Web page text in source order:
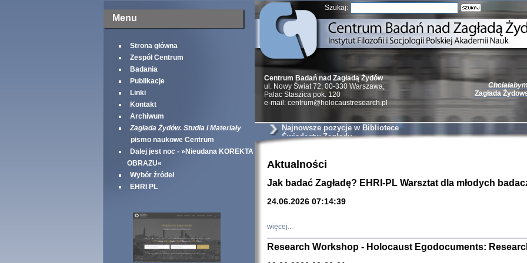
Menu
Strona główna
Zespół Centrum
Badania
Publikacje
Linki
Kontakt
Archiwum
Zagłada Żydów. Studia i Materiały
pismo naukowe Centrum
Dalej jest noc - »Nieudana KOREKTA
OBRAZU«
Wybór źródeł
EHRI PL
Szukaj:
Zagłada
Natalia Aleksiun,
Deborah Dash
Turski, Laurence
Centrum Badań nad Zagładą Żydów
ul. Nowy Świat 72, 00-330 Warszawa;
Palac Staszica pok. 120
e-mail: centrum@holocaustresearch.pl
Najnowsze pozycje w Bibliotece
Świadectw Zagłady
Aktualności
Jak badać Zagładę? EHRI-PL Warsztat dla młodych
24.06.2026 07:14:39
więcej...
Research Workshop - Holocaust Egodocuments: